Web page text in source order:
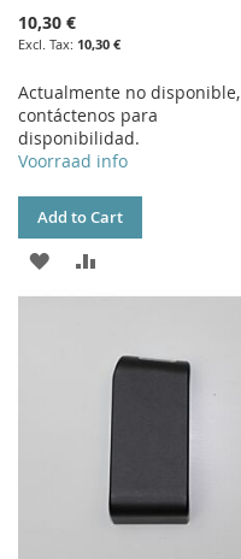
10,30 €
10,30 €
Actualmente no disponible,
contáctenos para
disponibilidad.
Voorraad info
Add to Cart
ADD
TO
TO